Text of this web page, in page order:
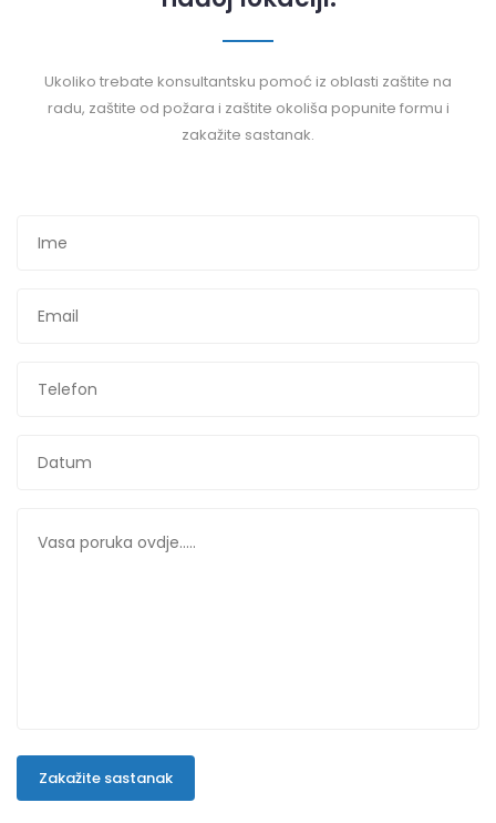
Ukoliko trebate konsultantsku pomoć iz oblasti zaštite na
radu, zaštite od požara i zaštite okoliša popunite formu i
zakažite sastanak.
Zakažite sastanak